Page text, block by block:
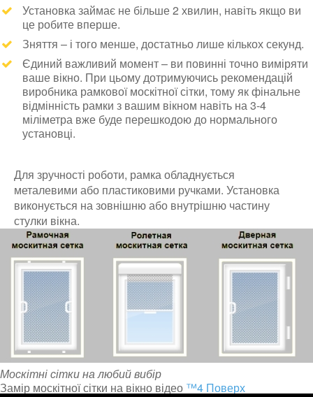
Установка займає не більше 2 хвилин, навіть якщо ви
це робите вперше.
Зняття – і того менше, достатньо лише кількох секунд.
Єдиний важливий момент – ви повинні точно виміряти
ваше вікно. При цьому дотримуючись рекомендацій
виробника рамкової москітної сітки, тому як фінальне
відмінність рамки з вашим вікном навіть на 3-4
міліметра вже буде перешкодою до нормального
установці.
Для зручності роботи, рамка обладнується
металевими або пластиковими ручками. Установка
виконується на зовнішню або внутрішню частину
стулки вікна.
Москітні сітки на любий вибір
Замір москітної сітки на вікно відео ™4 Поверх